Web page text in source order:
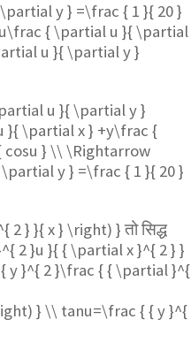
y } =\frac { 1 }{ 20 }
{ \partial u }{ \partial
u }{ \partial y }
u }{ \partial y }
}{ \partial x } +y\frac {
cosu } \\ \Rightarrow
y } =\frac { 1 }{ 20 }
2 } }{ x } \right) }तो सिद्ध
2 }u }{ { \partial x }^{ 2 } }
y }^{ 2 }\frac { { \partial }^{
} \\ tanu=\frac { { y }^{